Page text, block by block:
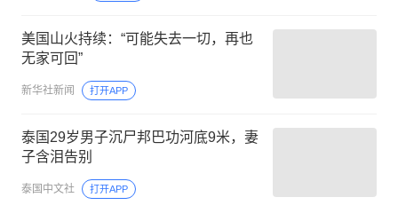
美国山火持续：“可能失去一切，再也
无家可回”
新华社新闻 打开APP
泰国29岁男子沉尸邦巴功河底9米，妻
子含泪告别
泰国中文社 打开APP